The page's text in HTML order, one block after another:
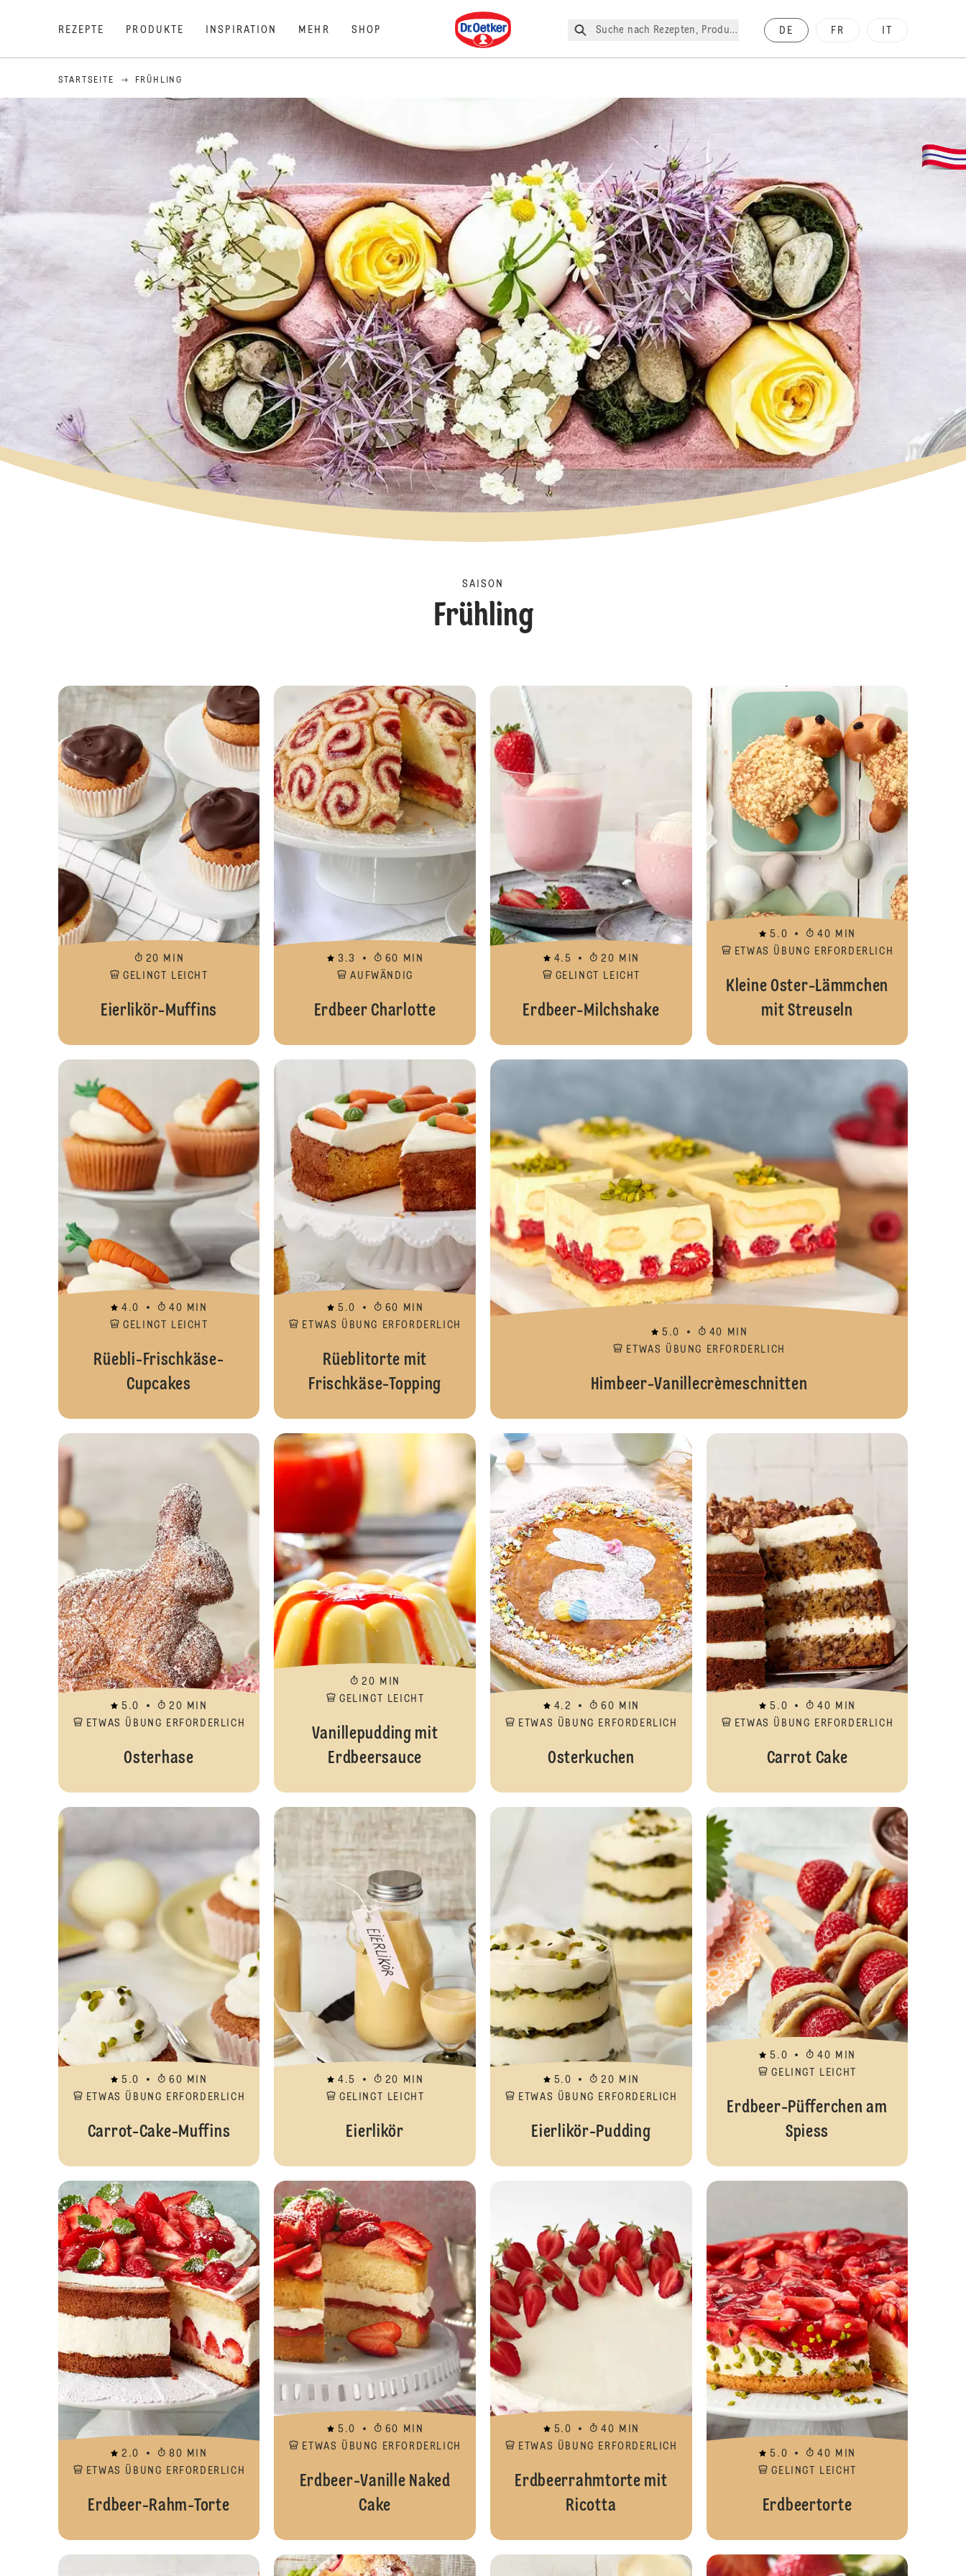
REZEPTE PRODUKTE INSPIRATION MEHR SHOP
Dr. Oetker
Suche nach Rezepten, Produkte, etc. DE FR
STARTSEITE FRÜHLING
SAISON
Frühling
Eierlikör-Muffins
20 MIN
GELINGT LEICHT
Eierlikör-Muffins
Erdbeer Charlotte
3.3
60 MIN
AUFWÄNDIG
Erdbeer Charlotte
4.5
20 MIN
GELINGT LEICHT
Erdbeer-Milchshake
5.0
40 MIN
ETWAS ÜBUNG ERFORDERLICH
Kleine Oster-Lämmchen
mit Streuseln
Rüebli-Frischkäse-Cupcakes
4.0
40 MIN
GELINGT LEICHT
Rüebli-Frischkäse-
Cupcakes
5.0
60 MIN
ETWAS ÜBUNG ERFORDERLICH
Rüeblitorte mit
Frischkäse-Topping
5.0
40 MIN
ETWAS ÜBUNG ERFORDERLICH
Himbeer-Vanillecrèmeschnitten
Osterhase
5.0
20 MIN
ETWAS ÜBUNG ERFORDERLICH
Osterhase
Vanillepudding mit Erdbeersauce
20 MIN
GELINGT LEICHT
Vanillepudding mit
Erdbeersauce
Osterkuchen
4.2
60 MIN
ETWAS ÜBUNG ERFORDERLICH
Osterkuchen
5.0
40 MIN
ETWAS ÜBUNG ERFORDERLICH
Carrot Cake
Carrot-Cake-Muffins
5.0
60 MIN
ETWAS ÜBUNG ERFORDERLICH
Carrot-Cake-Muffins
Eierlikör
4.5
20 MIN
GELINGT LEICHT
Eierlikör
Eierlikör-
5.0
20 MIN
ETWAS ÜBUNG ERFORDERLICH
Eierlikör-Pudding
5.0
40 MIN
GELINGT LEICHT
Erdbeer-Püfferchen am
Spiess
Erdbeer-Rahm-Torte
2.0
80 MIN
ETWAS ÜBUNG ERFORDERLICH
Erdbeer-Rahm-Torte
Erdbeer-Vanille Naked Cake
5.0
60 MIN
ETWAS ÜBUNG ERFORDERLICH
Erdbeer-Vanille Naked
Cake
5.0
40 MIN
ETWAS ÜBUNG ERFORDERLICH
Erdbeerrahmtorte mit
Ricotta
5.0
40 MIN
GELINGT LEICHT
Erdbeertorte
Feine Rhabarber-Konfitüre mit Vanille Feine Rhabarber-Muffins Feines